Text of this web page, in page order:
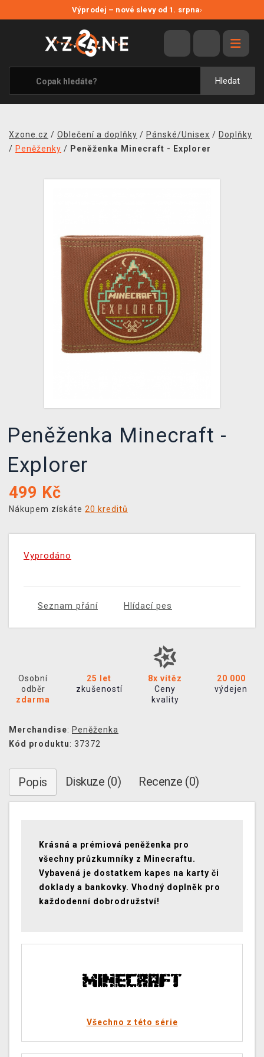
Výprodej – nové slevy od 1. srpna›
Hledat
VÝPRODEJ
VIDEOHRY
XZONE ORIGINALS
TÉMATIKY
MERCHANDISE
PRODEJNY
XZONE KLUB
TCG & BOARDGAME HUB
Xzone.cz / Oblečení a doplňky / Pánské/Unisex / Doplňky
/ Peněženky / Peněženka Minecraft - Explorer
Peněženka Minecraft -
Explorer
499 Kč
Nákupem získáte 20 kreditů
Vyprodáno
Seznam přání Hlídací pes
Osobní
odběr
zdarma
25 let
zkušeností
8x vítěz
Ceny
kvality
20 000
výdejen
Merchandise: Peněženka
Kód produktu: 37372
Popis Diskuze (0) Recenze (0)
Krásná a prémiová peněženka pro
všechny průzkumníky z Minecraftu.
Vybavená je dostatkem kapes na karty či
doklady a bankovky. Vhodný doplněk pro
každodenní dobrodružství!
Všechno z této série